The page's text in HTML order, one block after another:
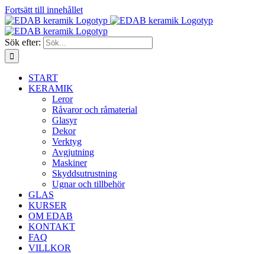
Fortsätt till innehållet
Sök efter:
START
KERAMIK
Leror
Råvaror och råmaterial
Glasyr
Dekor
Verktyg
Avgjutning
Maskiner
Skyddsutrustning
Ugnar och tillbehör
GLAS
KURSER
OM EDAB
KONTAKT
FAQ
VILLKOR